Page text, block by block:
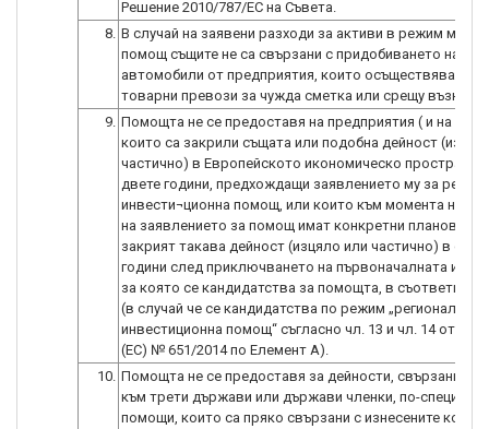
Решение 2010/787/ЕС на Съвета.
8. В случай на заявени разходи за активи в режим
помощ същите не са свързани с придобиването на
автомобили от предприятия, които осъществяват
товарни превози за чужда сметка или срещу
9. Помощта не се предоставя на предприятия ( и на ниво
които са закрили същата или подобна дейност
частично) в Европейското икономическо
двете години, предхождащи заявлението му за
инвести¬ционна помощ, или които към момента на
на заявлението за помощ имат конкретни планове да
закрият такава дейност (изцяло или частично) в
години след приключването на първоначалната
за която се кандидатства за помощта, в съответния
(в случай че се кандидатства по режим „регионална
инвестиционна помощ“ съгласно чл. 13 и чл. 14 от
(ЕС) № 651/2014 по Елемент А).
10. Помощта не се предоставя за дейности, свързани с
към трети държави или държави членки, по-
помощи, които са пряко свързани с изнесените